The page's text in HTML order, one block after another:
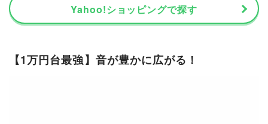
Yahoo!ショッピングで探す
【1万円台最強】音が豊かに広がる！